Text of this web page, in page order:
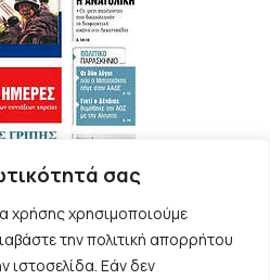
σας
χρήσης χρησιμοποιούμε
την πολιτική απορρήτου
ιστοσελίδα. Εάν δεν